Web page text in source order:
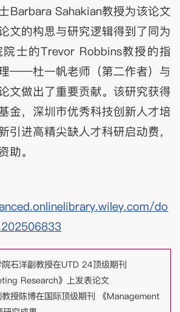
Barbara Sahakian教授为该论文
文的构思与研究逻辑得到了同为
士的Trevor Robbins教授的指
——杜一帆老师（第二作者）与
文做出了重要贡献。该研究获得
金，深圳市优秀科技创新人才培
引进高精尖缺人才科研启动费，
助。
do
石洋副教授在UTD 24顶级期刊
Research》上发表论文
授陈博在国际顶级期刊 《Management